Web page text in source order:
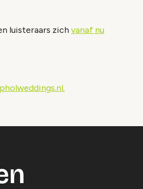
luisteraars zichvanaf nu